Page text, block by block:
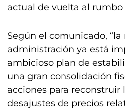
actual de vuelta al rumbo
Según el comunicado, “la
administración ya está
ambicioso plan de
una gran consolidación
acciones para reconstruir
desajustes de precios